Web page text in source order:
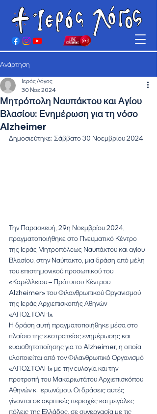
Ανάρτηση
Μητρόπολη Ναυπάκτου και Αγίου
Βλασίου: Ενημέρωση για τη νόσο
Alzheimer
Ιερός Λόγος
30 Νοε 2024
Δημοσιεύτηκε: Σάββατο 30 Νοεμβρίου 2024
Την Παρασκευή, 29η Νοεμβρίου 2024,
πραγματοποιήθηκε στο Πνευματικό Κέντρο
της Ιεράς Μητροπόλεως Ναυπάκτου και αγίου
Βλασίου, στην Ναύπακτο, μια δράση από μέλη
του επιστημονικού προσωπικού του
«Καρέλλειου – Πρότυπου Κέντρου
Alzheimer» του Φιλανθρωπικού Οργανισμού
της Ιεράς Αρχιεπισκοπής Αθηνών
«ΑΠΟΣΤΟΛΗ».
Η δράση αυτή πραγματοποιήθηκε μέσα στο
πλαίσιο της εκστρατείας ενημέρωσης και
ευαισθητοποίησης για το Alzheimer, η οποία
υλοποιείται από τον Φιλανθρωπικό Οργανισμό
«ΑΠΟΣΤΟΛΗ» με την ευλογία και την
προτροπή του Μακαριωτάτου Αρχιεπισκόπου
Αθηνών κ. Ιερωνύμου. Οι δράσεις αυτές
γίνονται σε ακριτικές περιοχές και μεγάλες
πόλεις της Ελλάδος, σε συνεργασία με τις